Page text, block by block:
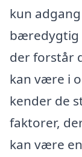
kun
bæredygtig
der forstår
kan være i
kender de
faktorer,
kan være